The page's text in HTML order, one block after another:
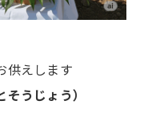
供えします
うじょう）